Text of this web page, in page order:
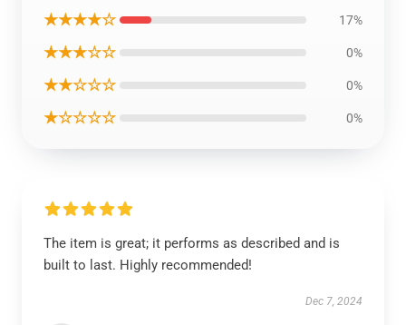
★★★★☆ 17%
★★★☆☆ 0%
★★☆☆☆ 0%
★☆☆☆☆ 0%
The item is great; it performs as described and is
built to last. Highly recommended!
Dec 7, 2024